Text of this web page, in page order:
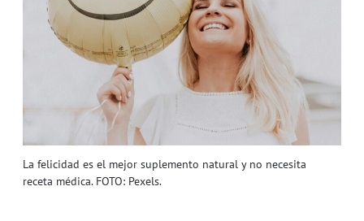
La felicidad es el mejor suplemento natural y no necesita
receta médica. FOTO: Pexels.